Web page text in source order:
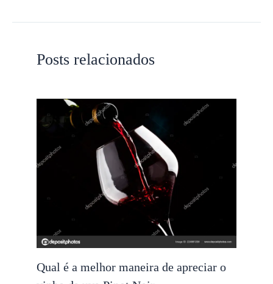
Posts relacionados
Qual é a melhor maneira de apreciar o